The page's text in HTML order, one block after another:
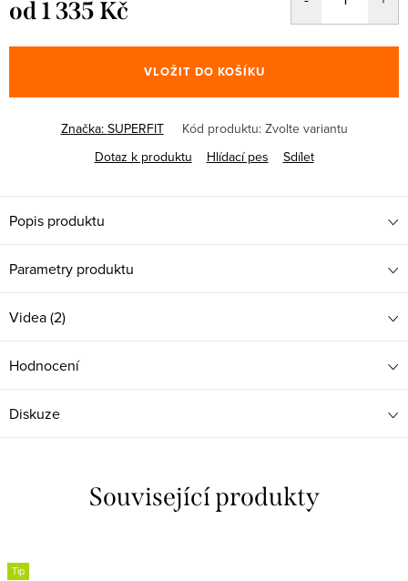
od1 335 Kč
cena:
VLOŽIT DO KOŠÍKU
Značka: SUPERFIT Kód produktu: Zvolte variantu
Dotaz k produktu
Hlídací pes Sdílet
Popis produktu
Parametry produktu
Videa (2)
Hodnocení
Diskuze
Související produkty
Tip